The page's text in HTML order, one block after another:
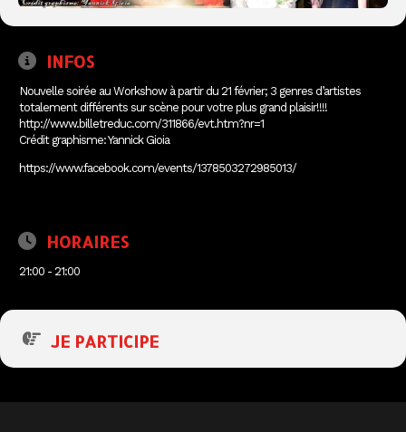
INFOS
Nouvelle soirée au Workshow à partir du 21 février; 3 genres d’artistes
totalement différents sur scène pour votre plus grand plaisir!!!!
http://www.billetreduc.com/311866/evt.htm?nr=1
Crédit graphisme: Yannick Gioia
https://www.facebook.com/events/1378503272985013/
HORAIRES
21:00 - 21:00
JE PARTICIPE